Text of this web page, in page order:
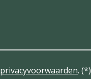
privacyvoorwaarden. (*)